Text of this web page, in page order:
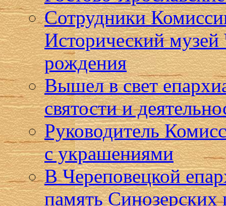
Сотрудники
Исторический
рождения
Вышел в свет
святости и
Руководитель
с украшениями
В Череповецкой
память